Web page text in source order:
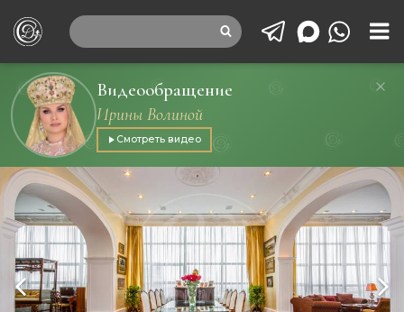
Видеообращение
Ирины Волиной
Смотреть видео